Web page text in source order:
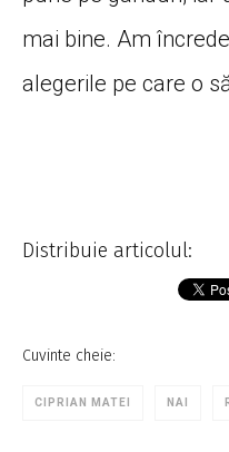
mai bine. Am
alegerile pe care o
Distribuie articolul:
Cuvinte cheie:
CIPRIAN MATEI NAI